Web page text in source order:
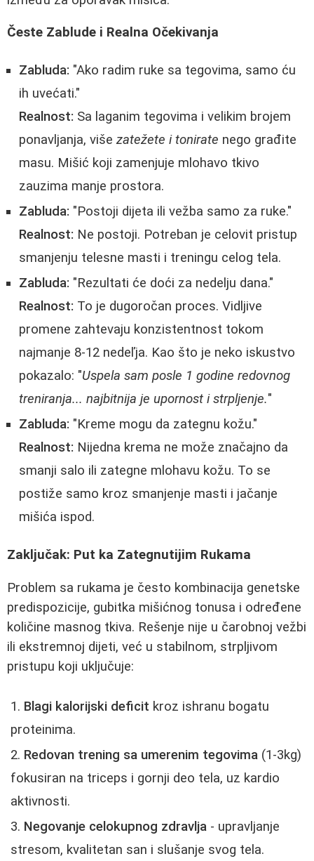
Česte Zablude i Realna Očekivanja
Zabluda: "Ako radim ruke sa tegovima, samo ću
ih uvećati."
Realnost: Sa laganim tegovima i velikim brojem
ponavljanja, više zatežete i tonirate nego građite
masu. Mišić koji zamenjuje mlohavo tkivo
zauzima manje prostora.
Zabluda: "Postoji dijeta ili vežba samo za ruke."
Realnost: Ne postoji. Potreban je celovit pristup
smanjenju telesne masti i treningu celog tela.
Zabluda: "Rezultati će doći za nedelju dana."
Realnost: To je dugoročan proces. Vidljive
promene zahtevaju konzistentnost tokom
najmanje 8-12 nedeľja. Kao što je neko iskustvo
pokazalo: "Uspela sam posle 1 godine redovnog
treniranja... najbitnija je upornost i strpljenje."
Zabluda: "Kreme mogu da zategnu kožu."
Realnost: Nijedna krema ne može značajno da
smanji salo ili zategne mlohavu kožu. To se
postiže samo kroz smanjenje masti i jačanje
mišića ispod.
Zaključak: Put ka Zategnutijim Rukama
Problem sa rukama je često kombinacija genetske
predispozicije, gubitka mišićnog tonusa i određene
količine masnog tkiva. Rešenje nije u čarobnoj vežbi
ili ekstremnoj dijeti, već u stabilnom, strpljivom
pristupu koji uključuje:
Blagi kalorijski deficit kroz ishranu bogatu
proteinima.
Redovan trening sa umerenim tegovima (1-3kg)
fokusiran na triceps i gornji deo tela, uz kardio
aktivnosti.
Negovanje celokupnog zdravlja - upravljanje
stresom, kvalitetan san i slušanje svog tela.